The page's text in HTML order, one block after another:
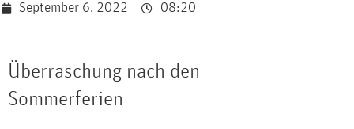
September 6, 2022 08:20
Überraschung nach den
Sommerferien